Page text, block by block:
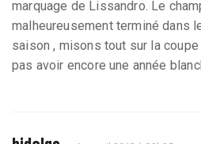
marquage de Lissandro. Le
malheureusement terminé dans
saison , misons tout sur la coupe
pas avoir encore une année